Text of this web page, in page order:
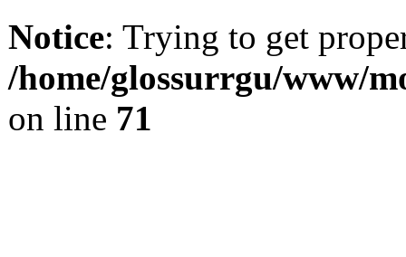
Notice: Trying to get
/home/glossurrgu/www/
on line 71